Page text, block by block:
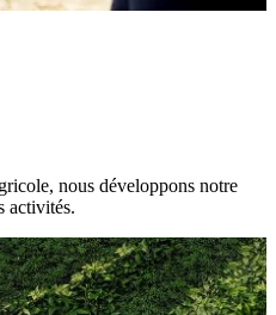
nous développons notre
activités.